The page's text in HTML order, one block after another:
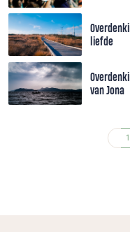
liefde
van Jona
1